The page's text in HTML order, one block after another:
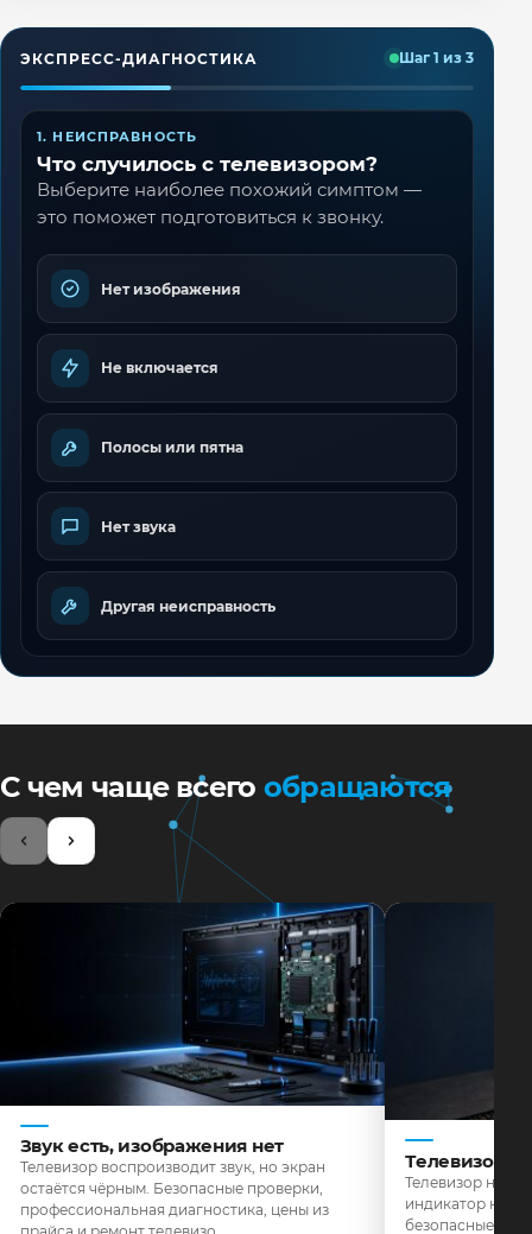
ЭКСПРЕСС-ДИАГНОСТИКА Шаг 1 из 3
1. НЕИСПРАВНОСТЬ
Что случилось с телевизором?
Выберите наиболее похожий симптом —
это поможет подготовиться к звонку.
Нет изображения
Не включается
Полосы или пятна
Нет звука
Другая неисправность
С чем чаще всего обращаются
Звук есть, изображения нет
Телевизор воспроизводит звук, но экран
остаётся чёрным. Безопасные проверки,
профессиональная диагностика, цены из
Телевизор
Телевизор не
индикатор не
безопасные